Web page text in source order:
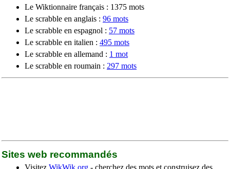
Le Wiktionnaire français : 1375 mots
Le scrabble en anglais : 96 mots
Le scrabble en espagnol : 57 mots
Le scrabble en italien : 495 mots
Le scrabble en allemand : 1 mot
Le scrabble en roumain : 297 mots
Sites web recommandés
Visitez WikWik.org - cherchez des mots et construisez des